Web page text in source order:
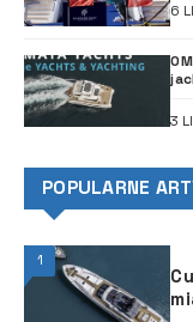
6
3
POPULARNE
1